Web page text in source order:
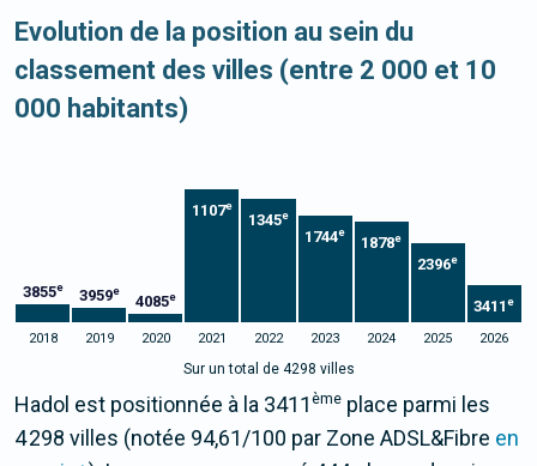
Evolution de la position au sein du
classement des villes (entre 2 000 et 10
000 habitants)
3855e 3959e
4085e
1107e
1345e
1744e
1878e
2396e
3411e
2018 2019 2020 2021 2022 2023 2024 2025 2026
Sur un total de 4298 villes
Hadol est positionnée à la 3411 ème place parmi les
4 298 villes (notée 94,61/100 par Zone ADSL&Fibre en